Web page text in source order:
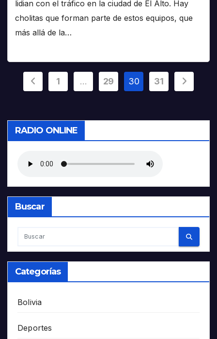
lidian con el tráfico en la ciudad de El Alto. Hay
cholitas que forman parte de estos equipos, que
más allá de la…
Paginación
entradas
1 … 29 30 31
RADIO ONLINE
Buscar
Categorías
Bolivia
Deportes